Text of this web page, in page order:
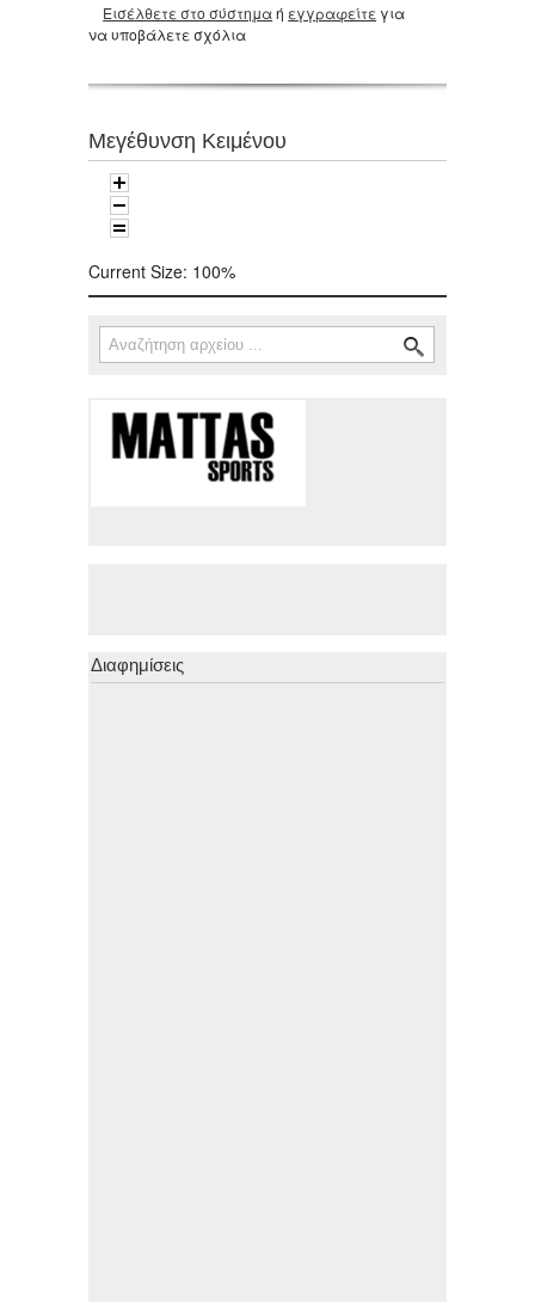
Εισέλθετε στο σύστημαή εγγραφείτε για
να υποβάλετε σχόλια
Μεγέθυνση Κειμένου
Current Size: 100%
Φόρμα αναζήτησης
Αναζήτηση
Διαφημίσεις